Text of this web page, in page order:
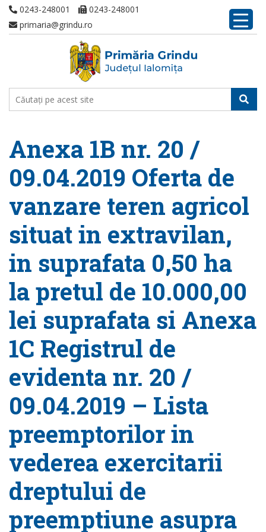
0243-248001
0243-248001
primaria@grindu.ro
Anexa 1B nr. 20 /
09.04.2019 Oferta de
vanzare teren agricol
situat in extravilan,
in suprafata 0,50 ha
la pretul de 10.000,00
lei suprafata si Anexa
1C Registrul de
evidenta nr. 20 /
09.04.2019 – Lista
preemptorilor in
vederea exercitarii
dreptului de
preemptiune asupra